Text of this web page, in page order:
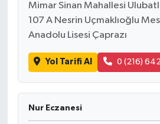
Mimar Sinan Mahallesi
107 A Nesrin Uçmaklıoğlu
Anadolu Lisesi Çaprazı
Yol Tarifi Al 0 (216)
Nur Eczanesi